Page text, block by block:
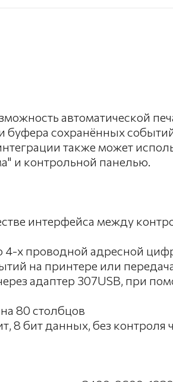
автоматической
сохранённых
также может
и контрольной панелью.
интерфейса между
х проводной адресной
на принтере или
адаптер 307USB, при
80 столбцов
8 бит данных, без контроля